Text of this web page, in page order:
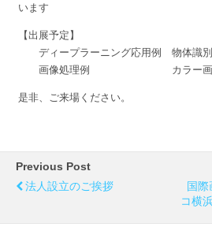
います
【出展予定】
ディープラーニング応用例 物体識別
画像処理例 カラー画像
是非、ご来場ください。
Previous Post
法人設立のご挨拶
国際
コ横